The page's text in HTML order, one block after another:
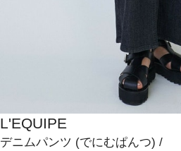
L'EQUIPE
デニムパンツ (でにむぱんつ) /